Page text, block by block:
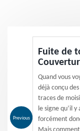
Previous
Fuite de
Quand vous
déjà conçu
traces de
le signe qu’il
forcément